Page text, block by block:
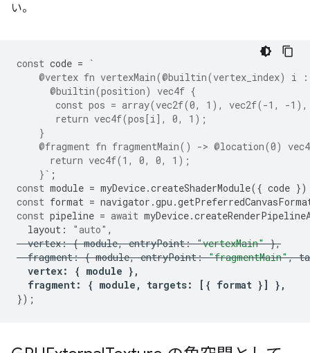
い。
const code =
`
@vertex fn vertexMain(@builtin(vertex_index) i
      @builtin(position) vec4f {
const pos = array(vec2f(0, 1), vec2f(-1, -
       return vec4f(pos[i], 0, 1);
    }
@fragment fn fragmentMain() -> @location(0)
      return vec4f(1, 0, 0, 1);
    }`
;
const module = myDevice.createShaderModule({ code
const format = navigator .gpu .
const pipeline = await myDevice.
layout : "auto" ,
vertex: { module, entryPoint: "vertexMain" },
fragment: { module, entryPoint: "fragmentMain",
vertex: { module },
fragment: { module , targets: [{ format }]
},
});